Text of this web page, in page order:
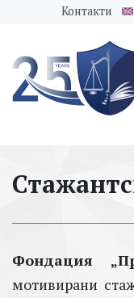
messages.Skip to
Контакти
Фондация
мотивирани